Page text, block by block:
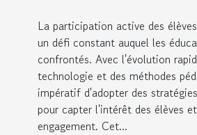
La participation active des
un défi constant auquel les
confrontés. Avec l'évolution
technologie et des méthodes
impératif d'adopter des
pour capter l'intérêt des élèves
engagement. Cet...